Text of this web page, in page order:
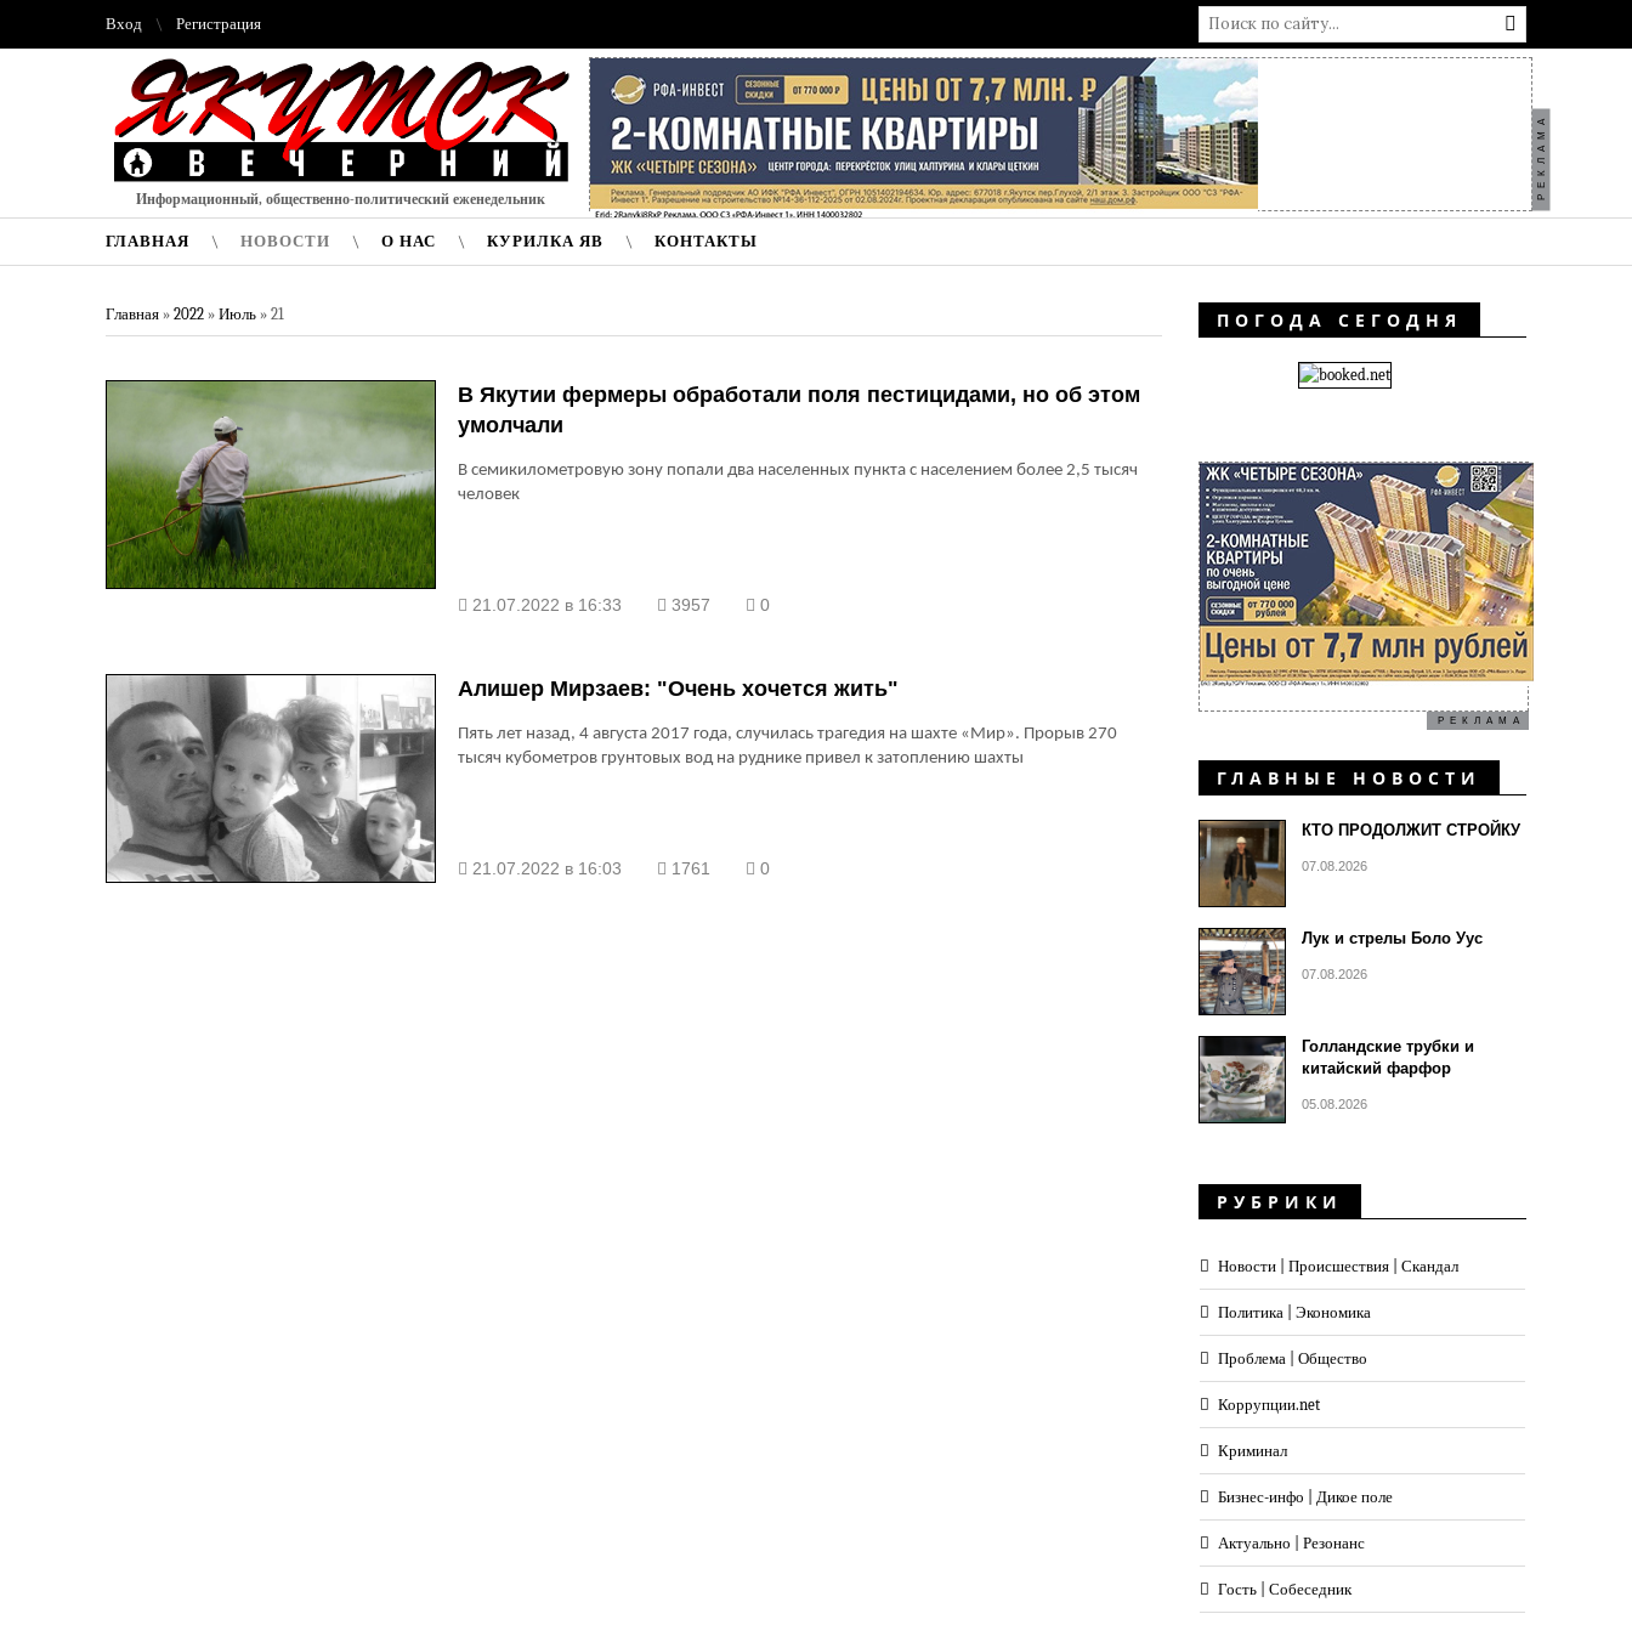
Вход Регистрация
Информационный, общественно-политический еженедельник РЕКЛАМА
ГЛАВНАЯ НОВОСТИ О НАС КУРИЛКА ЯВ КОНТАКТЫ
Главная » 2022 » Июль » 21
В Якутии фермеры обработали поля пестицидами, но об этом
умолчали
В семикилометровую зону попали два населенных пункта с населением более 2,5 тысяч
человек
21.07.2022 в 16:33 3957 0
Алишер Мирзаев: "Очень хочется жить"
Пять лет назад, 4 августа 2017 года, случилась трагедия на шахте «Мир». Прорыв 270
тысяч кубометров грунтовых вод на руднике привел к затоплению шахты
21.07.2022 в 16:03 1761 0
ПОГОДА СЕГОДНЯ
РЕКЛАМА
ГЛАВНЫЕ НОВОСТИ
КТО ПРОДОЛЖИТ СТРОЙКУ
07.08.2026
Лук и стрелы Боло Уус
07.08.2026
Голландские трубки и
китайский фарфор
05.08.2026
РУБРИКИ
Новости | Происшествия | Скандал
Политика | Экономика
Проблема | Общество
Коррупции.net
Криминал
Бизнес-инфо | Дикое поле
Актуально | Резонанс
Гость | Собеседник